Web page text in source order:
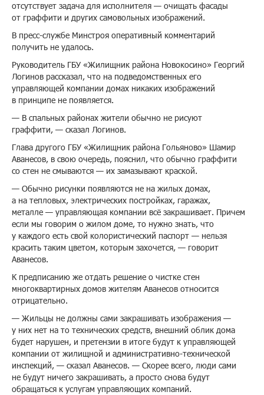
отсутствует задача для исполнителя — очищать фасады
от граффити и других самовольных изображений.
В пресс-службе Минстроя оперативный комментарий
получить не удалось.
Руководитель ГБУ «Жилищник района Новокосино» Георгий
Логинов рассказал, что на подведомственных его
управляющей компании домах никаких изображений
в принципе не появляется.
— В спальных районах жители обычно не рисуют
граффити, — сказал Логинов.
Глава другого ГБУ «Жилищник района Гольяново» Шамир
Аванесов, в свою очередь, пояснил, что обычно граффити
со стен не смываются — их замазывают краской.
— Обычно рисунки появляются не на жилых домах,
а на тепловых, электрических постройках, гаражах,
металле — управляющая компании всё закрашивает. Причем
если мы говорим о жилом доме, то нужно знать, что
у каждого есть свой колористический паспорт — нельзя
красить таким цветом, которым захочется, — говорит
Аванесов.
К предписанию же отдать решение о чистке стен
многоквартирных домов жителям Аванесов относится
отрицательно.
— Жильцы не должны сами закрашивать изображения —
у них нет на то технических средств, внешний облик дома
будет нарушен, и претензии в итоге будут к управляющей
компании от жилищной и административно-технической
инспекций, — сказал Аванесов. — Скорее всего, люди сами
не будут ничего закрашивать, а просто снова будут
обращаться к услугам управляющих компаний.